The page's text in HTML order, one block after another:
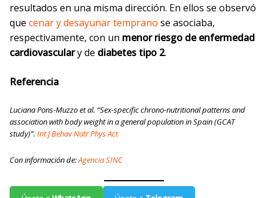
resultados en una misma dirección. En ellos se observó
que cenar y desayunar temprano se asociaba,
respectivamente, con un menor riesgo deenfermedad
cardiovasculary de diabetes tipo 2.
Referencia
Luciana Pons-Muzzo et al. “Sex-specific chrono-nutritional patterns and
association with body weight in a general population in Spain (GCAT
study)”. Int J Behav Nutr Phys Act
Con información de:Agencia SINC